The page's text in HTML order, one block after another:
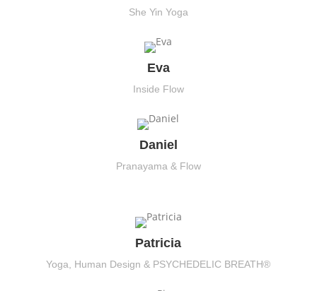
She Yin Yoga
Eva
Inside Flow
Daniel
Pranayama & Flow
Patricia
Yoga, Human Design & PSYCHEDELIC BREATH®